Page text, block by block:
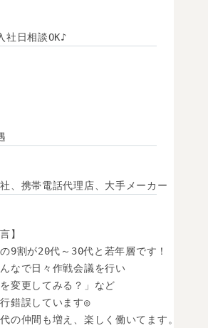
社日相談OK♪
、携帯電話代理店、大手メーカー
】
9割が20代～30代と若年層です！
なで日々作戦会議を行い
変更してみる？」など
錯誤しています◎
の仲間も増え、楽しく働いてます。